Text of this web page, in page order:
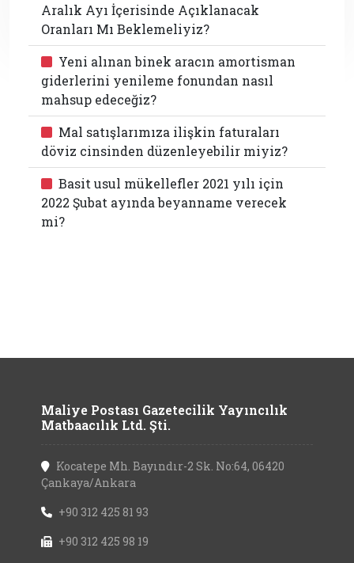
Aralık Ayı İçerisinde Açıklanacak
Oranları Mı Beklemeliyiz?
Yeni alınan binek aracın amortisman
giderlerini yenileme fonundan nasıl
mahsup edeceğiz?
Mal satışlarımıza ilişkin faturaları
döviz cinsinden düzenleyebilir miyiz?
Basit usul mükellefler 2021 yılı için
2022 Şubat ayında beyanname verecek
mi?
Maliye Postası Gazetecilik Yayıncılık
Matbaacılık Ltd. Şti.
Kocatepe Mh. Bayındır-2 Sk. No:64, 06420
Çankaya/Ankara
+90 312 425 81 93
+90 312 425 98 19